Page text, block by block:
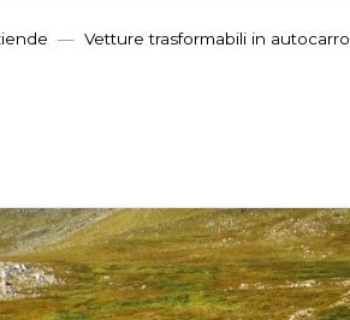
Vetture trasformabili in autocarro